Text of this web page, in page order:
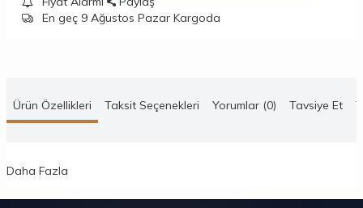
En geç 9 Ağustos Pazar Kargoda
Ürün Özellikleri Taksit Seçenekleri Yorumlar (0) Tavsiye Et
Daha Fazla